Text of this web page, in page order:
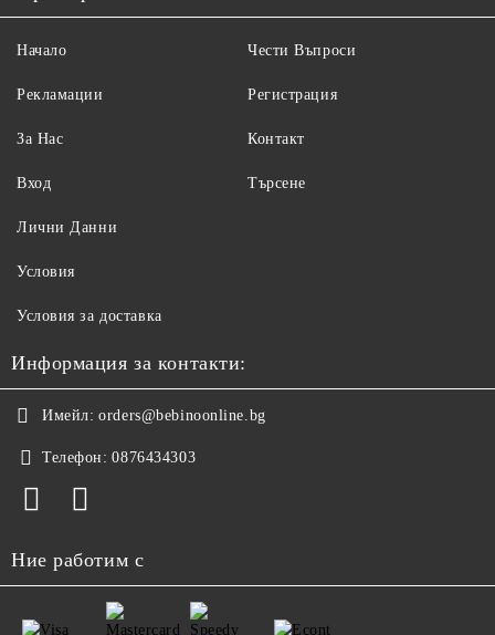
Начало
Рекламации
За Нас
Вход
Чести Въпроси
Регистрация
Контакт
Търсене
Лични Данни
Условия
Условия за доставка
Информация за контакти:
Имейл: orders@bebinoonline.bg
Телефон: 0876434303
Ние работим с